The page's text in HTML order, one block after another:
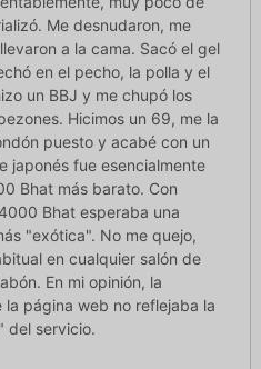
Me desnudaron, me
a la cama. Sacó el gel
en el pecho, la polla y el
un BBJ y me chupó los
Hicimos un 69, me la
puesto y acabé con un
japonés fue esencialmente
Bhat más barato. Con
Bhat esperaba una
"exótica". No me quejo,
en cualquier salón de
En mi opinión, la
página web no reflejaba la
del servicio.